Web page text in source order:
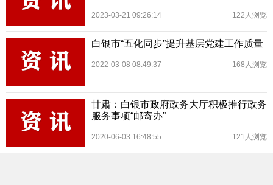
2023-03-21 09:26:14 122人浏览
白银市“五化同步”提升基层党建工作质量
2022-03-08 08:49:37 168人浏览
甘肃：白银市政府政务大厅积极推行政务
服务事项“邮寄办”
2020-06-03 16:48:55 121人浏览